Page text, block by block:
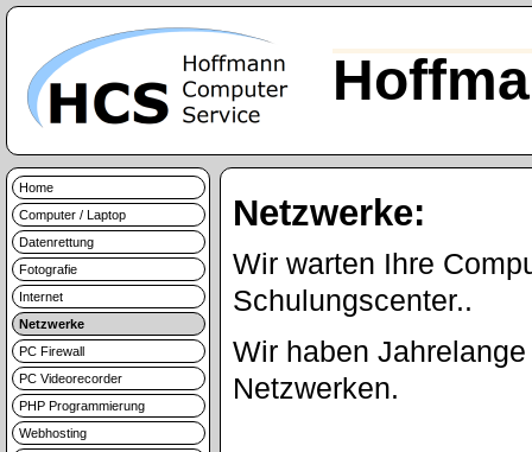
Home
Computer / Laptop
Datenrettung
Fotografie
Internet
Netzwerke
PC Firewall
PC Videorecorder
PHP Programmierung
Webhosting
Netzwerke:
Wir warten Ihre
Schulungscenter..
Wir haben
Netzwerken.